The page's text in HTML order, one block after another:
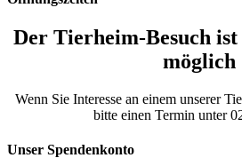
Der Tierheim-Besuch ist
möglich
Wenn Sie Interesse an einem unserer
bitte einen Termin unter
Unser Spendenkonto